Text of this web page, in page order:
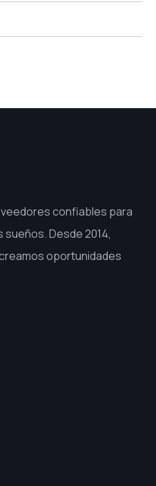
confiables para
sueños. Desde 2014,
oportunidades